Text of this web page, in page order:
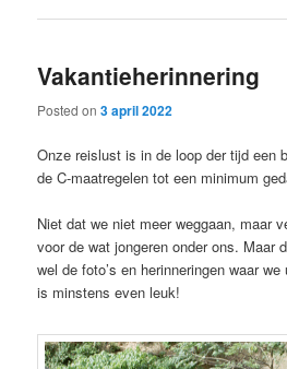
Vakantieherinnering
Posted on3 april 2022
Onze reislust is in de loop der tijd een
de C-maatregelen tot een minimum
Niet dat we niet meer weggaan, maar
voor de wat jongeren onder ons. Maar
wel de foto’s en herinneringen waar
is minstens even leuk!